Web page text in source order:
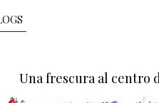
Una frescura al centro